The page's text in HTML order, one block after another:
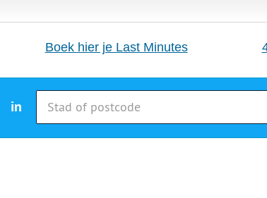
Boek hier je Last Minutes
in